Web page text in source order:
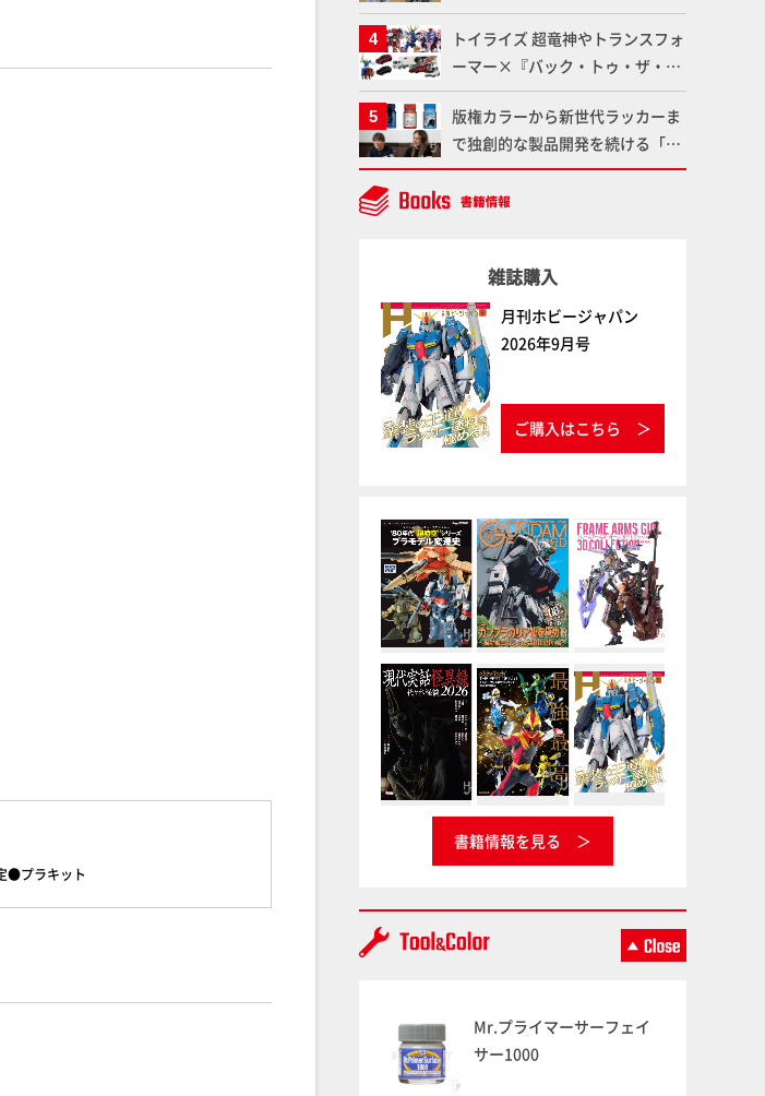
●プラキット
屯基地の公式キャラクターとして
誕生した「おまねこ」が着任！け
もプラ公式サイト限定版と通常版
の2ラインで発売！
トイライズ 超竜神やトランスフォ
ーマー×『バック・トゥ・ザ・フ
ューチャー』コラボアイテムな
ど、タカラトミーの注目アイテム
をチェック!!【タカラトミー
NEWITEM】
版権カラーから新世代ラッカーま
で独創的な製品開発を続ける「ガ
イアノーツ」に塗料開発の裏側と
ラッカー塗料の未来についてイン
雑誌購入
月刊ホビージャパン
2026年9月号
ご購入はこちら
書籍情報を見る
Mr.プライマーサーフェイ
サー1000